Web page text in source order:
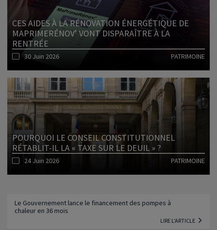
CES AIDES À LA RÉNOVATION ÉNERGÉTIQUE DE
MAPRIMERÉNOV’ VONT DISPARAÎTRE À LA
RENTRÉE
30 Juin 2026 PATRIMOINE
Lire l'article
POURQUOI LE CONSEIL CONSTITUTIONNEL
RÉTABLIT-IL LA « TAXE SUR LE DEUIL » ?
24 Juin 2026 PATRIMOINE
Le Gouvernement lance le financement des pompes à
chaleur en 36 mois
LIRE L'ARTICLE